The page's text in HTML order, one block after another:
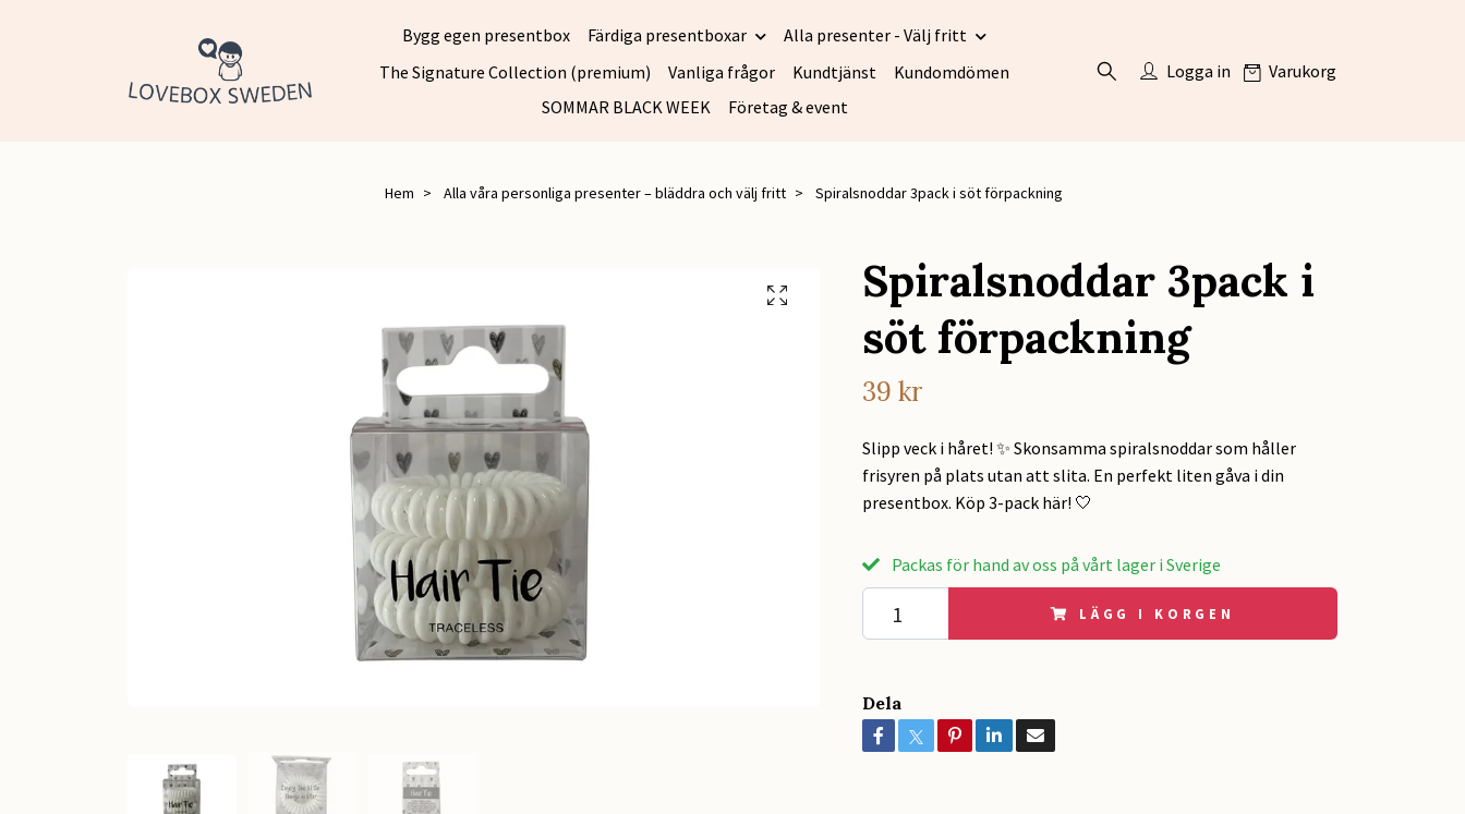
Bygg egen presentbox Färdiga presentboxar
Alla presenter - Välj fritt
The Signature Collection (premium)
Vanliga frågor Kundtjänst
Kundomdömen
SOMMAR BLACK WEEK
Företag & event
Logga in Varukorg
Hem Alla våra personliga presenter – bläddra och välj fritt Spiralsnoddar 3pack i söt förpackning
Spiralsnoddar 3pack i
söt förpackning
39 kr
Slipp veck i håret! ✨ Skonsamma spiralsnoddar som håller
frisyren på plats utan att slita. En perfekt liten gåva i din
presentbox. Köp 3-pack här! 🤍
Packas för hand av oss på vårt lager i Sverige
LÄGG I KORGEN
Dela